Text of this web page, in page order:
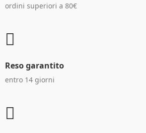
ordini superiori a 80€
Reso garantito
entro 14 giorni